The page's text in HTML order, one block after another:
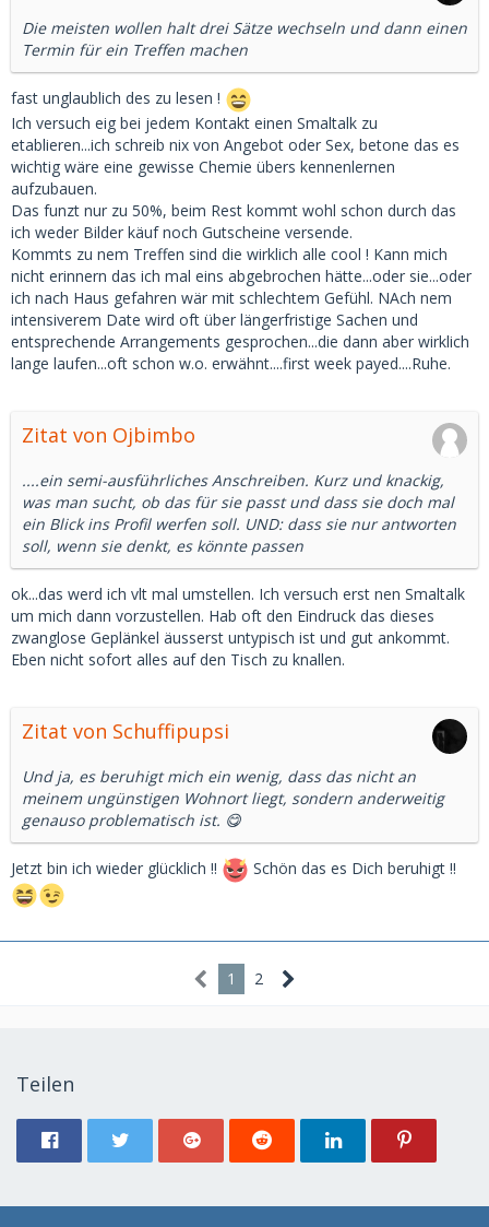
Die meisten wollen halt drei Sätze wechseln und dann einen
Termin für ein Treffen machen
fast unglaublich des zu lesen !
Ich versuch eig bei jedem Kontakt einen Smaltalk zu
etablieren...ich schreib nix von Angebot oder Sex, betone das es
wichtig wäre eine gewisse Chemie übers kennenlernen
aufzubauen.
Das funzt nur zu 50%, beim Rest kommt wohl schon durch das
ich weder Bilder käuf noch Gutscheine versende.
Kommts zu nem Treffen sind die wirklich alle cool ! Kann mich
nicht erinnern das ich mal eins abgebrochen hätte...oder sie...oder
ich nach Haus gefahren wär mit schlechtem Gefühl. NAch nem
intensiverem Date wird oft über längerfristige Sachen und
entsprechende Arrangements gesprochen...die dann aber wirklich
lange laufen...oft schon w.o. erwähnt....first week payed....Ruhe.
Zitat von Ojbimbo
....ein semi-ausführliches Anschreiben. Kurz und knackig,
was man sucht, ob das für sie passt und dass sie doch mal
ein Blick ins Profil werfen soll. UND: dass sie nur antworten
soll, wenn sie denkt, es könnte passen
ok...das werd ich vlt mal umstellen. Ich versuch erst nen Smaltalk
um mich dann vorzustellen. Hab oft den Eindruck das dieses
zwanglose Geplänkel äusserst untypisch ist und gut ankommt.
Eben nicht sofort alles auf den Tisch zu knallen.
Zitat von Schuffipupsi
Und ja, es beruhigt mich ein wenig, dass das nicht an
meinem ungünstigen Wohnort liegt, sondern anderweitig
genauso problematisch ist. 😋
Jetzt bin ich wieder glücklich !! Schön das es Dich beruhigt !!
1 2
Teilen